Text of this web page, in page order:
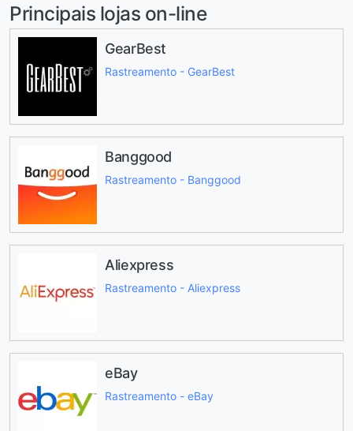
Principais lojas on-line
GearBest
Rastreamento - GearBest
Banggood
Rastreamento - Banggood
Aliexpress
Rastreamento - Aliexpress
eBay
Rastreamento - eBay